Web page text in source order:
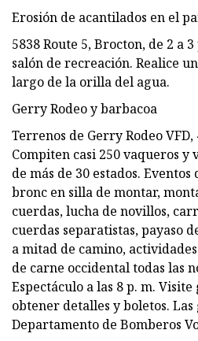
Erosión de acantilados en el
5838 Route 5, Brocton, de 2 a
salón de recreación. Realice
largo de la orilla del agua.
Gerry Rodeo y barbacoa
Terrenos de Gerry Rodeo VFD,
Compiten casi 250 vaqueros y
de más de 30 estados. Eventos
bronc en silla de montar,
cuerdas, lucha de novillos,
cuerdas separatistas, payaso
a mitad de camino,
de carne occidental todas las
Espectáculo a las 8 p. m.
obtener detalles y boletos.
Departamento de Bomberos